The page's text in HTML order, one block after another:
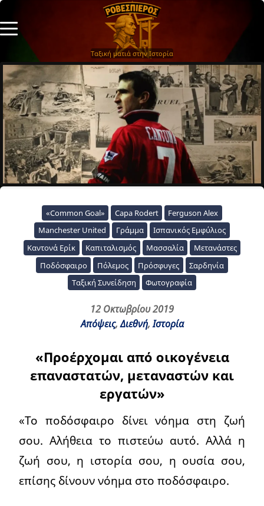
Ταξική ματιά στην Ιστορία
«Common Goal» Capa Rodert
Ferguson Alex
Manchester United
Γράμμα
Ισπανικός Εμφύλιος
Καντονά Ερίκ
Καπιταλισμός Μασσαλία
Μετανάστες
Ποδόσφαιρο
Πόλεμος Πρόσφυγες
Σαρδηνία
Ταξική Συνείδηση
Φωτογραφία
12 Οκτωβρίου 2019
Απόψεις,Διεθνή,Ιστορία
«Προέρχομαι από οικογένεια
επαναστατών, μεταναστών και
εργατών»
«Το ποδόσφαιρο δίνει νόημα στη ζωή
σου. Αλήθεια το πιστεύω αυτό. Αλλά η
ζωή σου, η ιστορία σου, η ουσία σου,
επίσης δίνουν νόημα στο ποδόσφαιρο.